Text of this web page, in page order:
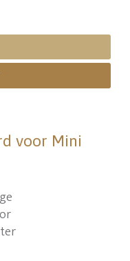
voor Mini